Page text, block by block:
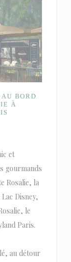
BORD
À
et
gourmands
Rosalie, la
Disney,
le
Paris.
au détour